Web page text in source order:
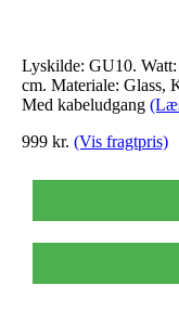
Lyskilde: GU10.
cm. Materiale: Glass,
Med kabeludgang
999 kr. (Vis fragtpris)